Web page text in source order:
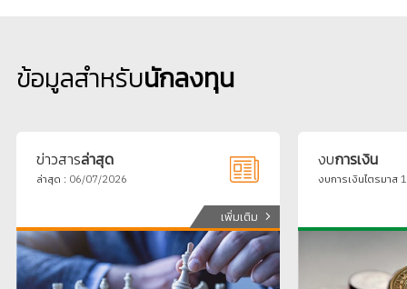
ข้อมูลสำหรับนักลงทุน
ข่าวสารล่าสุด
ล่าสุด : 06/07/2026
เพิ่มเติม
งบการเงิน
งบการเงินไตรมาส